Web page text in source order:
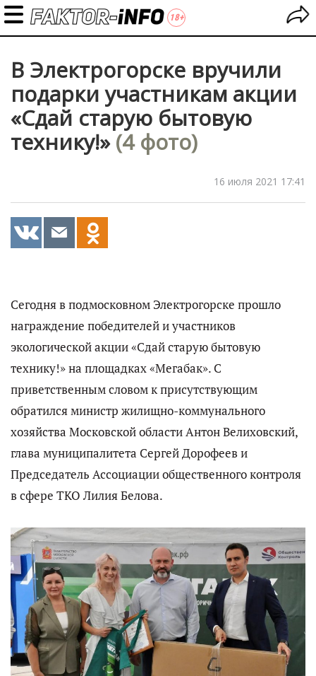
В Электрогорске вручили
подарки участникам акции
«Сдай старую бытовую
технику!»(4 фото)
16 июля 2021 17:41
Сегодня в подмосковном Электрогорске прошло
награждение победителей и участников
экологической акции «Сдай старую бытовую
технику!» на площадках «Мегабак». С
приветственным словом к присутствующим
обратился министр жилищно-коммунального
хозяйства Московской области Антон Велиховский,
глава муниципалитета Сергей Дорофеев и
Председатель Ассоциации общественного контроля
в сфере ТКО Лилия Белова.